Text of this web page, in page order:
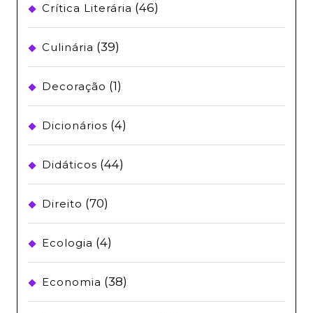
Crítica Literária (46)
Culinária (39)
Decoração (1)
Dicionários (4)
Didáticos (44)
Direito (70)
Ecologia (4)
Economia (38)